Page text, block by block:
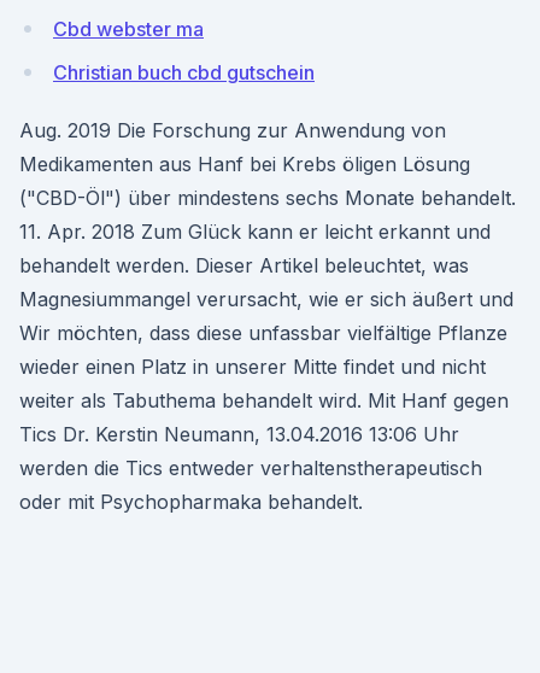
Cbd webster ma
Christian buch cbd gutschein
Aug. 2019 Die Forschung zur Anwendung von
Medikamenten aus Hanf bei Krebs öligen Lösung
("CBD-Öl") über mindestens sechs Monate behandelt.
11. Apr. 2018 Zum Glück kann er leicht erkannt und
behandelt werden. Dieser Artikel beleuchtet, was
Magnesiummangel verursacht, wie er sich äußert und
Wir möchten, dass diese unfassbar vielfältige Pflanze
wieder einen Platz in unserer Mitte findet und nicht
weiter als Tabuthema behandelt wird. Mit Hanf gegen
Tics Dr. Kerstin Neumann, 13.04.2016 13:06 Uhr
werden die Tics entweder verhaltenstherapeutisch
oder mit Psychopharmaka behandelt.